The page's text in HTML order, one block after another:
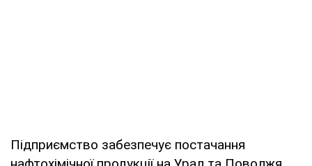
Підприємство забезпечує постачання